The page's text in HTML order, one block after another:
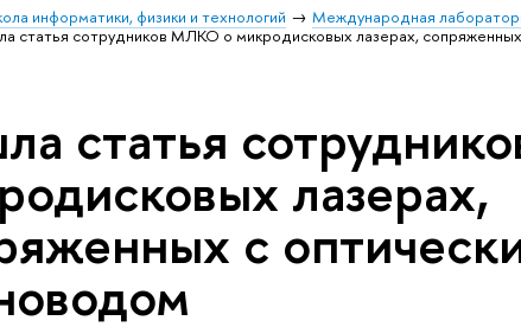
информатики, физики и технологий
Международная
статья сотрудников МЛКО о микродисковых лазерах,
статья
лазерах,
с